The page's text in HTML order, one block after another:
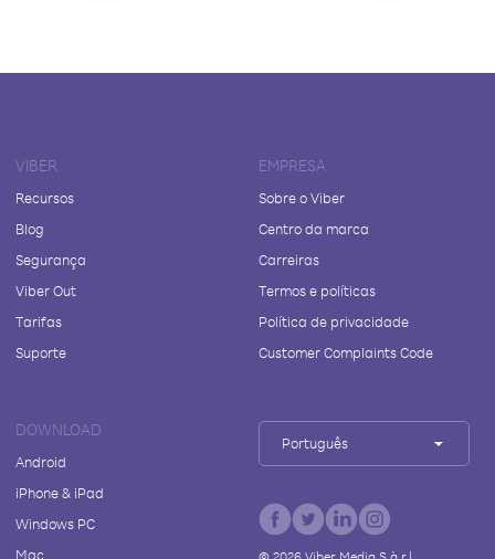
VIBER
Recursos
Blog
Segurança
Viber Out
Tarifas
Suporte
EMPRESA
Sobre o Viber
Centro da marca
Carreiras
Termos e políticas
Política de privacidade
Customer Complaints Code
DOWNLOAD
Android
iPhone & iPad
Windows PC
Mac
Português